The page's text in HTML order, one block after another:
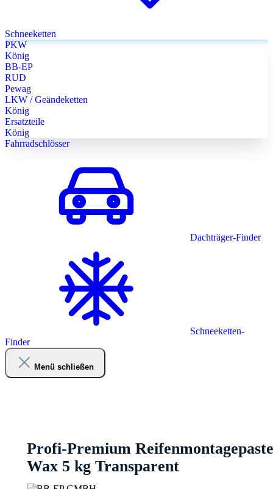
Schneeketten
PKW
König
BB-EP
RUD
Pewag
LKW / Geändeketten
König
Ersatzteile
König
Fahrradschlösser
Dachträger-Finder
Schneeketten-
Finder
Menü schließen
Profi-Premium Reifenmontagepaste
Wax 5 kg Transparent